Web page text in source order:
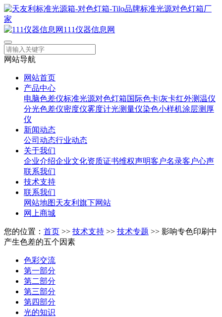
111仪器信息网
网站导航
网站首页
产品中心
电脑色差仪标准光源对色灯箱国际色卡|灰卡红外测温仪
分光色差仪密度仪雾度计光测量仪染色小样机涂层测厚
仪
新闻动态
公司动态行业动态
关于我们
企业介绍企业文化资质证书维权声明客户名录客户心声
联系我们
技术支持
联系我们
网站地图天友利旗下网站
网上商城
您的位置： 首页 >> 技术支持 >> 技术专题 >> 影响专色印刷中
产生色差的五个因素
色彩交流
第一部分
第二部分
第三部分
第四部分
光的知识